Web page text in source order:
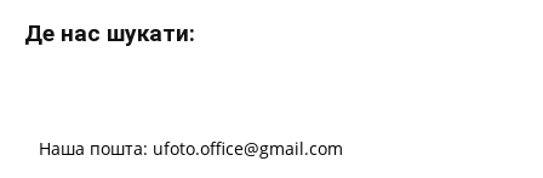
Де нас шукати:
Наша пошта: ufoto.office@gmail.com